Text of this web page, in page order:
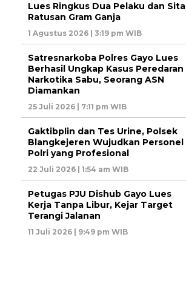
Lues Ringkus Dua Pelaku dan Sita
Ratusan Gram Ganja
1 Agustus 2026 | 3:19 pm WIB
Satresnarkoba Polres Gayo Lues
Berhasil Ungkap Kasus Peredaran
Narkotika Sabu, Seorang ASN
Diamankan
25 Juli 2026 | 7:11 pm WIB
Gaktibplin dan Tes Urine, Polsek
Blangkejeren Wujudkan Personel
Polri yang Profesional
22 Juli 2026 | 1:54 am WIB
Petugas PJU Dishub Gayo Lues
Kerja Tanpa Libur, Kejar Target
Terangi Jalanan
11 Juli 2026 | 9:49 pm WIB